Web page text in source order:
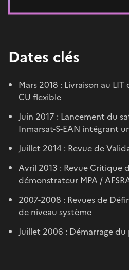
Dates clés
Mars 2018 : Livraison au
CU flexible
Juin 2017 : Lancement du
Inmarsat-S-EAN intégrant
Juillet 2014 : Revue de
Avril 2013 : Revue Critique
démonstrateur MPA /
2007-2008 : Revues de
de niveau système
Juillet 2006 : Démarrage